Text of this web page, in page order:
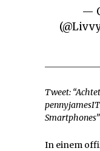
— Olivia Le Poidevin
Tweet:
Smartphones”
In einem